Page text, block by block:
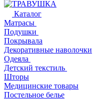
Каталог
Матрасы
Подушки
Покрывала
Декоративные наволочки
Одеяла
Детский текстиль
Шторы
Медицинские товары
Постельное белье